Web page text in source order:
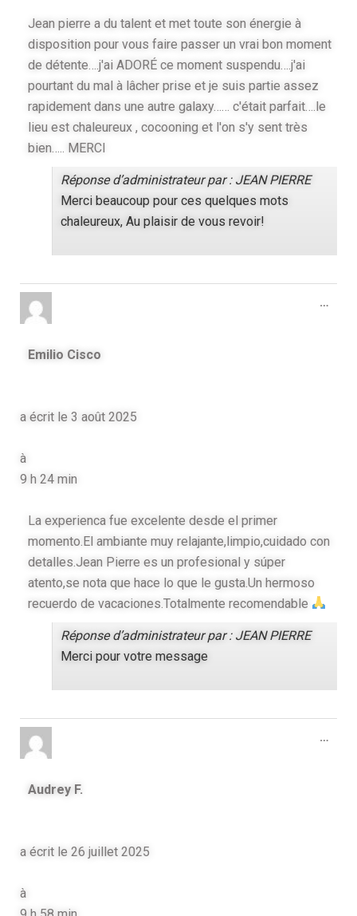
Jean pierre a du talent et met toute son énergie à
disposition pour vous faire passer un vrai bon moment
de détente….j'ai ADORÉ ce moment suspendu….j'ai
pourtant du mal à lâcher prise et je suis partie assez
rapidement dans une autre galaxy…… c'était parfait….le
lieu est chaleureux , cocooning et l'on s'y sent très
bien….. MERCI
Réponse d’administrateur par : JEAN PIERRE
Merci beaucoup pour ces quelques mots
chaleureux, Au plaisir de vous revoir!
Emilio Cisco
a écrit le 3 août 2025
à
9 h 24 min
La experienca fue excelente desde el primer
momento.El ambiante muy relajante,limpio,cuidado con
detalles.Jean Pierre es un profesional y súper
atento,se nota que hace lo que le gusta.Un hermoso
recuerdo de vacaciones.Totalmente recomendable
Réponse d’administrateur par : JEAN PIERRE
Merci pour votre message
…
Audrey F.
a écrit le 26 juillet 2025
à
…